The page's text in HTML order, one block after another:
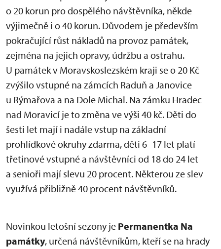
o 20 korun pro dospělého návštěvníka, někde
výjimečně i o 40 korun. Důvodem je především
pokračující růst nákladů na provoz památek,
zejména na jejich opravy, údržbu a ostrahu.
U památek v Moravskoslezském kraji se o 20 Kč
zvýšilo vstupné na zámcích Raduň a Janovice
u Rýmařova a na Dole Michal. Na zámku Hradec
nad Moravicí je to změna ve výši 40 kč. Děti do
šesti let mají i nadále vstup na základní
prohlídkové okruhy zdarma, děti 6–17 let platí
třetinové vstupné a návštěvníci od 18 do 24 let
a senioři mají slevu 20 procent. Některou ze slev
využívá přibližně 40 procent návštěvníků.
Novinkou letošní sezony je Permanentka Na
památky, určená návštěvníkům, kteří se na hrady